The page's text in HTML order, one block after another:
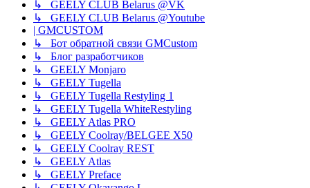
↳ GEELY CLUB Belarus @VK
↳ GEELY CLUB Belarus @Youtube
| GMCUSTOM
↳ Бот обратной связи GMCustom
↳ Блог разработчиков
↳ GEELY Monjaro
↳ GEELY Tugella
↳ GEELY Tugella Restyling 1
↳ GEELY Tugella WhiteRestyling
↳ GEELY Atlas PRO
↳ GEELY Coolray/BELGEE X50
↳ GEELY Coolray REST
↳ GEELY Atlas
↳ GEELY Preface